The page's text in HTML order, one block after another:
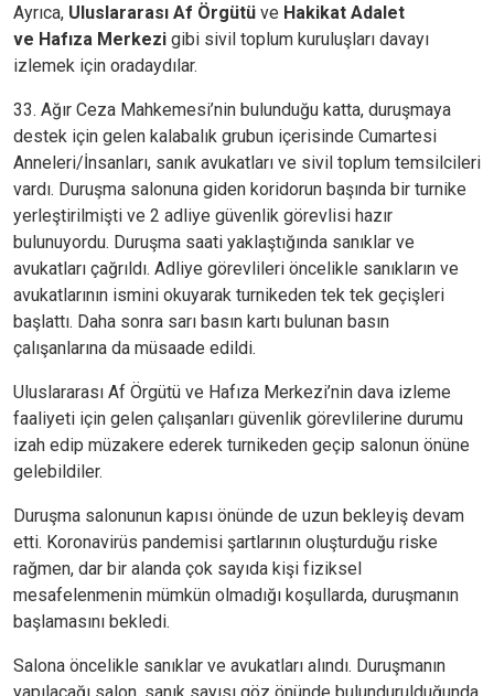
Ayrıca, Uluslararası Af Örgütü ve Hakikat Adalet
ve Hafıza Merkezi gibi sivil toplum kuruluşları davayı
izlemek için oradaydılar.
33. Ağır Ceza Mahkemesi’nin bulunduğu katta, duruşmaya
destek için gelen kalabalık grubun içerisinde Cumartesi
Anneleri/İnsanları, sanık avukatları ve sivil toplum temsilcileri
vardı. Duruşma salonuna giden koridorun başında bir turnike
yerleştirilmişti ve 2 adliye güvenlik görevlisi hazır
bulunuyordu. Duruşma saati yaklaştığında sanıklar ve
avukatları çağrıldı. Adliye görevlileri öncelikle sanıkların ve
avukatlarının ismini okuyarak turnikeden tek tek geçişleri
başlattı. Daha sonra sarı basın kartı bulunan basın
çalışanlarına da müsaade edildi.
Uluslararası Af Örgütü ve Hafıza Merkezi’nin dava izleme
faaliyeti için gelen çalışanları güvenlik görevlilerine durumu
izah edip müzakere ederek turnikeden geçip salonun önüne
gelebildiler.
Duruşma salonunun kapısı önünde de uzun bekleyiş devam
etti. Koronavirüs pandemisi şartlarının oluşturduğu riske
rağmen, dar bir alanda çok sayıda kişi fiziksel
mesafelenmenin mümkün olmadığı koşullarda, duruşmanın
başlamasını bekledi.
Salona öncelikle sanıklar ve avukatları alındı. Duruşmanın